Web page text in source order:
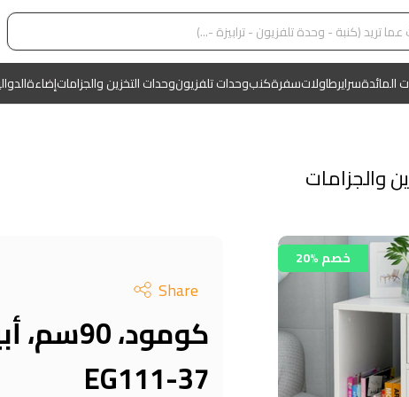
المائدةسرايرطاولاتسفرةكنبوحدات تلفزيونوحدات التخزين والجزاماتإضاءة
والجزامات
20% خصم
Share
EG111-37